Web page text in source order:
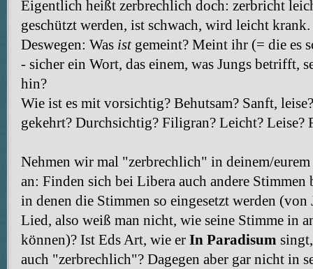
Eigentlich heißt zerbrechlich doch: zerbricht
geschützt werden, ist schwach, wird leicht
Deswegen: Was ist gemeint? Meint ihr (= die es
- sicher ein Wort, das einem, was Jungs betrifft,
hin?
Wie ist es mit vorsichtig? Behutsam? Sanft,
gekehrt? Durchsichtig? Filigran? Leicht? Leise?
Nehmen wir mal "zerbrechlich" in deinem/
an: Finden sich bei Libera auch andere
in denen die Stimmen so eingesetzt werden (von
Lied, also weiß man nicht, wie seine Stimme in
können)? Ist Eds Art, wie er In Paradisum
auch "zerbrechlich"? Dagegen aber gar nicht in